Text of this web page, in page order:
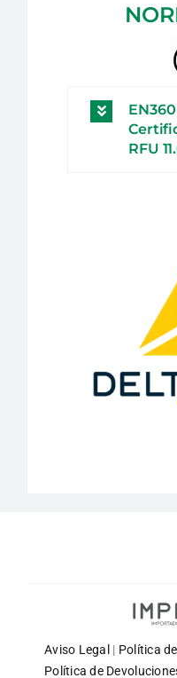
RFU
Aviso Legal | Política
Política de